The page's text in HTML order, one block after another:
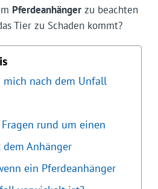
Pferdeanhängerzu beachten
Tier zu Schaden kommt?
nach dem Unfall
rund um einen
Anhänger
ein Pferdeanhänger